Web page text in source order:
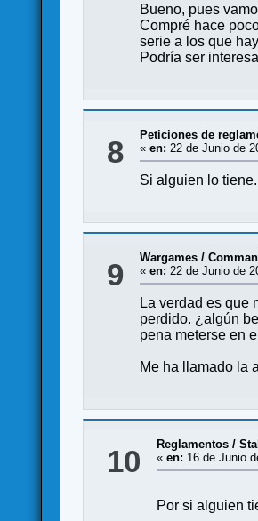
Bueno, pues
Compré hace
serie a los que
Podría ser
8 Peticiones de
«en: 22 de Junio de
Si alguien lo
9 Wargames /
«en: 22 de Junio de
La verdad es que
perdido. ¿algún
pena meterse en
Me ha llamado la
10 Reglamentos /
«en: 16 de Junio
Por si alguien